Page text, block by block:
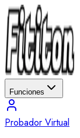
Funciones
Probador Virtual